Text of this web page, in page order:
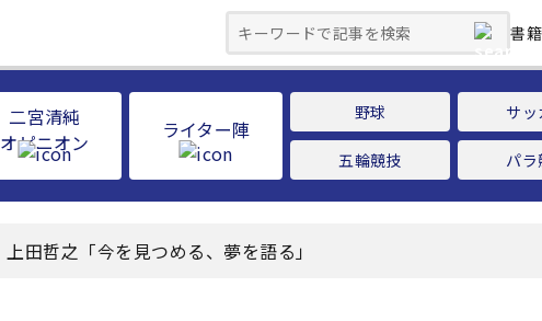
書
二宮清純
オピニオン
ライター陣
野球 サッ
五輪競技 パラ
上田哲之「今を見つめる、夢を語る」